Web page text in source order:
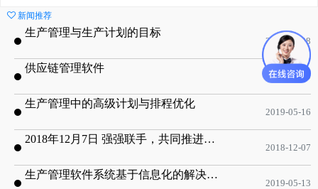
新闻推荐
生产管理与生产计划的目标
2020-09-08
供应链管理软件
2020-01-19
生产管理中的高级计划与排程优化
2019-05-16
2018年12月7日 强强联手，共同推进电子器件领域APS应用典范 风华高科生产自动化工业互联网应用项目-APS项目启动会
2018-12-07
生产管理软件系统基于信息化的解决方案
2019-05-13